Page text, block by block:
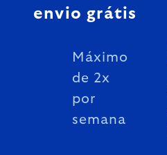
envio grátis
Máximo
de 2x
por
semana